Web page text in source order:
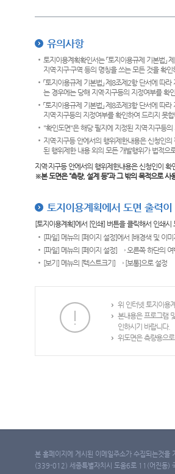
유의사항
토지이용계획확인서는 「토지이용규제 기본법
지역·지구·구역 등의 명칭을 쓰는 모든 것을 확
「토지이용규제 기본법」 제8조제2항 단서에 따
는 경우에는 당해 지역·지구등의 지정여부를 확
「토지이용규제 기본법」 제8조제3항 단서에 따
지역·지구등의 지정여부를 확인하여 드리지 못합
"확인도면"은 해당 필지에 지정된 지역·지구등
지역·지구등 안에서의 행위제한내용은 신청인
된 행위제한 내용 외의 모든 개발행위가 법적으
지역·지구등 안에서의 행위제한내용은 신청인이
※본 도면은“측량, 설계 등”과 그 밖의 목적으로 사
토지이용계획에서 도면 출력
[토지이용계획]에서 [인쇄] 버튼을 클릭해서 인쇄
[파일] 메뉴의 [페이지 설정]에서 [배경색 및 이
[파일] 메뉴의 [페이지 설정] → 오른쪽 하단의
[보기] 메뉴의 [텍스트크기] → [보통]으로 설정
위 인터넷 토지이용
본내용은 프로그램
인하시기 바랍니다.
위도면은 측량용으
본 홈페이지에 게시된 이메일주소가 수집되는것을
(339-012) 세종특별자치시 도움6로 11(어진동